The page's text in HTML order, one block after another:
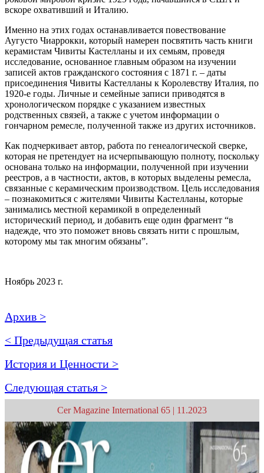
вскоре охвативший и Италию.
Именно на этих годах останавливается повествование
Аугусто Чиаррокки, который намерен посвятить часть книги
керамистам Чивиты Кастелланы и их семьям, проведя
исследование, основанное главным образом на изучении
записей актов гражданского состояния с 1871 г. – даты
присоединения Чивиты Кастелланы к Королевству Италия, по
1920-е годы. Личные и семейные записи приводятся в
хронологическом порядке с указанием известных
родственных связей, а также с учетом информации о
гончарном ремесле, полученной также из других источников.
Как подчеркивает автор, работа по генеалогической сверке,
которая не претендует на исчерпывающую полноту, поскольку
основана только на информации, полученной при изучении
реестров, а в частности, актов, в которых выделены ремесла,
связанные с керамическим производством. Цель исследования
– познакомиться с жителями Чивиты Кастелланы, которые
занимались местной керамикой в определенный
исторический период, и добавить еще один фрагмент “в
надежде, что это поможет вновь связать нити с прошлым,
которому мы так многим обязаны”.
Ноябрь 2023 г.
Архив >
< Предыдущая статья
История и Ценности >
Следующая статья >
Cer Magazine International 65 | 11.2023